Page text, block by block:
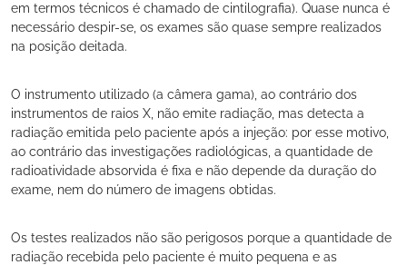
em termos técnicos é chamado de cintilografia). Quase nunca é
necessário despir-se, os exames são quase sempre realizados
na posição deitada.
O instrumento utilizado (a câmera gama), ao contrário dos
instrumentos de raios X, não emite radiação, mas detecta a
radiação emitida pelo paciente após a injeção: por esse motivo,
ao contrário das investigações radiológicas, a quantidade de
radioatividade absorvida é fixa e não depende da duração do
exame, nem do número de imagens obtidas.
Os testes realizados não são perigosos porque a quantidade de
radiação recebida pelo paciente é muito pequena e as